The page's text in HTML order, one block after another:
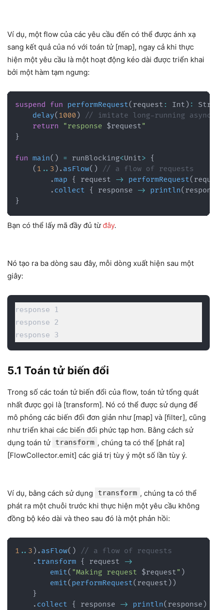
Ví dụ, một flow của các yêu cầu đến có thể được ánh xạ
sang kết quả của nó với toán tử [map], ngay cả khi thực
hiện một yêu cầu là một hoạt động kéo dài được triển khai
bởi một hàm tạm ngưng:
suspend fun performRequest( request : Int ) :
delay( 1000 )
// imitate long-running
return
"response $request"
}
fun main( ) = runBlocking<Unit> {
( 1 .. 3 ) . asFlow( )
// a flow of requests
.map { request -> performRequest(
. collect { response -> println(
}
Bạn có thể lấy mã đầy đủ từđây.
Nó tạo ra ba dòng sau đây, mỗi dòng xuất hiện sau một
giây:
response 1
response 2
response 3
5.1 Toán tử biến đổi
Trong số các toán tử biến đổi của flow, toán tử tổng quát
nhất được gọi là [transform]. Nó có thể được sử dụng để
mô phỏng các biến đổi đơn giản như [map] và [filter], cũng
như triển khai các biến đổi phức tạp hơn. Bằng cách sử
dụng toán tử transform , chúng ta có thể [phát ra]
[FlowCollector.emit] các giá trị tùy ý một số lần tùy ý.
Ví dụ, bằng cách sử dụng transform , chúng ta có thể
phát ra một chuỗi trước khi thực hiện một yêu cầu không
đồng bộ kéo dài và theo sau đó là một phản hồi:
1 .. 3 ) . asFlow( )
// a flow of requests
. transform { request
->
emit( "Making request $request" )
emit( performRequest( request ) )
}
. collect { response -> println( response )